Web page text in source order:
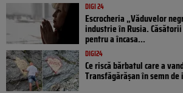
DIGI 24
Escrocheria „Văduvelor
industrie în Rusia.
pentru a încasa...
DIGI24
Ce riscă bărbatul care a
Transfăgărășan în semn